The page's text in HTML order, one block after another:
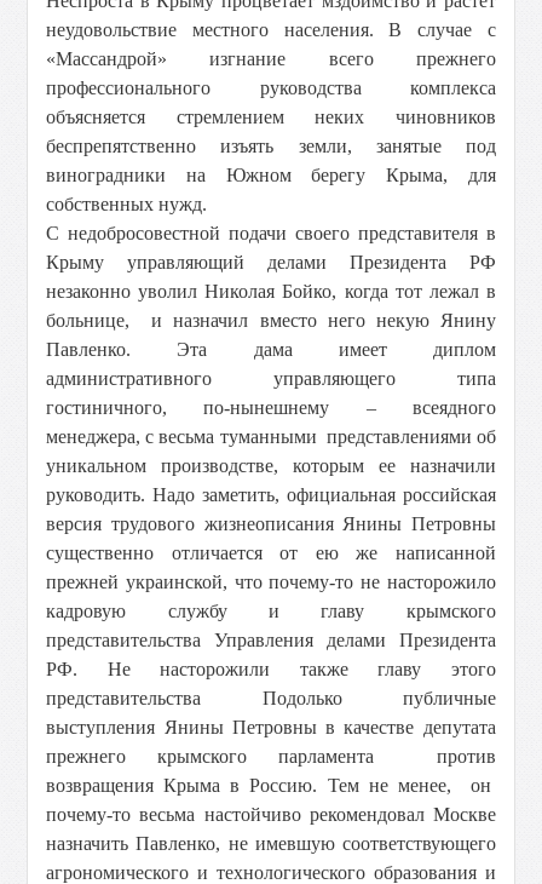
неудовольствие местного населения. В случае с
«Массандрой» изгнание всего прежнего
профессионального руководства комплекса
объясняется стремлением неких чиновников
беспрепятственно изъять земли, занятые под
виноградники на Южном берегу Крыма, для
собственных нужд.
С недобросовестной подачи своего представителя в
Крыму управляющий делами Президента РФ
незаконно уволил Николая Бойко, когда тот лежал в
больнице, и назначил вместо него некую Янину
Павленко. Эта дама имеет диплом
административного управляющего типа
гостиничного, по-нынешнему – всеядного
менеджера, с весьма туманными представлениями об
уникальном производстве, которым ее назначили
руководить. Надо заметить, официальная российская
версия трудового жизнеописания Янины Петровны
существенно отличается от ею же написанной
прежней украинской, что почему-то не насторожило
кадровую службу и главу крымского
представительства Управления делами Президента
РФ. Не насторожили также главу этого
представительства Подолько публичные
выступления Янины Петровны в качестве депутата
прежнего крымского парламента против
возвращения Крыма в Россию. Тем не менее, он
почему-то весьма настойчиво рекомендовал Москве
назначить Павленко, не имевшую соответствующего
агрономического и технологического образования и